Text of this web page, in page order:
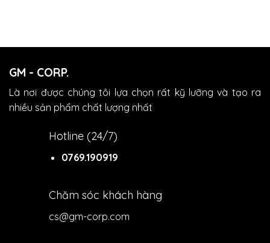
GM - CORP.
Là nơi được chúng tôi lựa chọn rất kỹ lưỡng và tạo ra
nhiều sản phẩm chất lượng nhất
Hotline (24/7)
0769.190919
Chăm sóc khách hàng
cs@gm-corp.com